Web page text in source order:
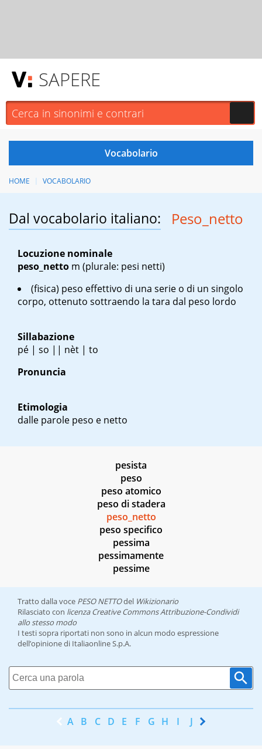
SAPERE
HOME VOCABOLARIO
Dal vocabolario italiano: Peso_netto
Locuzione nominale
peso_netto m (plurale: pesi netti)
(fisica) peso effettivo di una serie o di un singolo
corpo, ottenuto sottraendo la tara dal peso lordo
Sillabazione
pé | so || nèt | to
Pronuncia
Etimologia
dalle parole peso e netto
pesista
peso
peso atomico
peso di stadera
peso_netto
peso specifico
pessima
pessimamente
pessime
Tratto dalla voce PESO NETTOdel Wikizionario
Rilasciato con licenza Creative Commons Attribuzione-Condividi
allo stesso modo
I testi sopra riportati non sono in alcun modo espressione
dell’opinione di Italiaonline S.p.A.
A B C D E F G H I J K